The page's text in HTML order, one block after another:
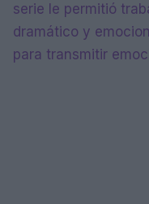
serie le permitió
dramático y
para transmitir